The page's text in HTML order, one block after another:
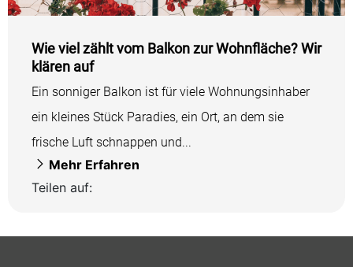
Wie viel zählt vom Balkon zur Wohnfläche? Wir
klären auf
Ein sonniger Balkon ist für viele Wohnungsinhaber
ein kleines Stück Paradies, ein Ort, an dem sie
frische Luft schnappen und...
Mehr Erfahren
Teilen auf: